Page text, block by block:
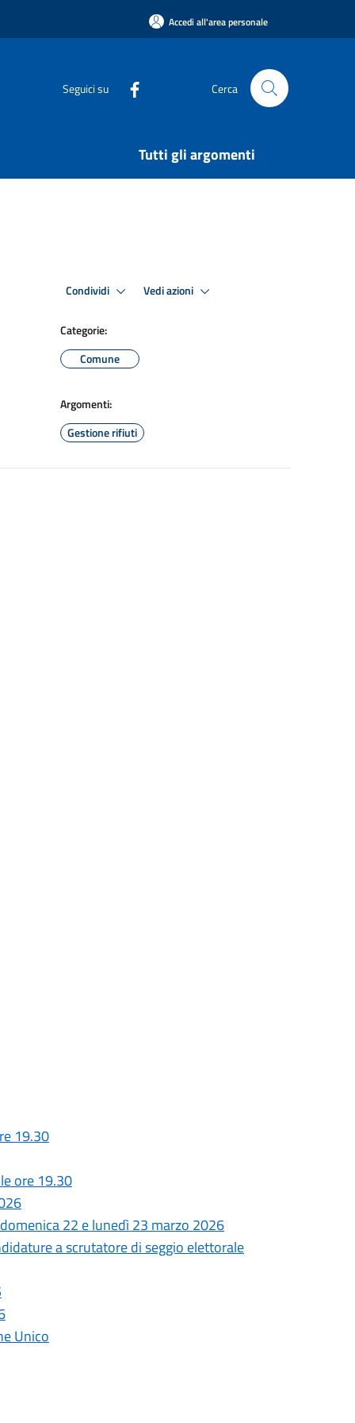
Accedi all'area personale
Seguici su Cerca
Tutti gli argomenti
Condividi Vedi azioni
Categorie:
Comune
Argomenti:
Gestione rifiuti
19.30
ore 19.30
22 e lunedì 23 marzo 2026
a scrutatore di seggio elettorale
Unico